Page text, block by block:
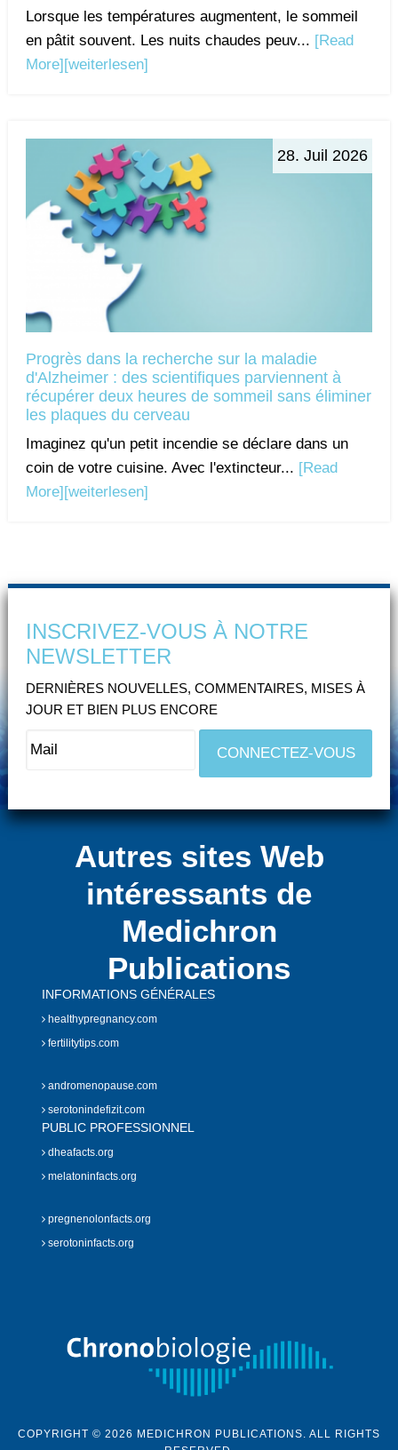
Lorsque les températures augmentent, le sommeil
en pâtit souvent. Les nuits chaudes peuv... [Read
More][weiterlesen]
28. Juil 2026
Progrès dans la recherche sur la maladie
d'Alzheimer : des scientifiques parviennent à
récupérer deux heures de sommeil sans éliminer
les plaques du cerveau
Imaginez qu'un petit incendie se déclare dans un
coin de votre cuisine. Avec l'extincteur... [Read
More][weiterlesen]
INSCRIVEZ-VOUS À NOTRE
NEWSLETTER
DERNIÈRES NOUVELLES, COMMENTAIRES, MISES À
JOUR ET BIEN PLUS ENCORE
Autres sites Web
intéressants de
Medichron
Publications
INFORMATIONS GÉNÉRALES
healthypregnancy.com
fertilitytips.com
andromenopause.com
serotonindefizit.com
PUBLIC PROFESSIONNEL
dheafacts.org
melatoninfacts.org
pregnenolonfacts.org
serotoninfacts.org
COPYRIGHT © 2026 MEDICHRON PUBLICATIONS. ALL RIGHTS